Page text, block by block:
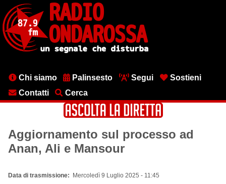
contenuto
principale
MenuChi siamo Palinsesto Segui
Sostieni
Contatti
Cerca
Aggiornamento sul processo ad
Anan, Ali e Mansour
Data di trasmissione Mercoledì 9 Luglio 2025 - 11:45